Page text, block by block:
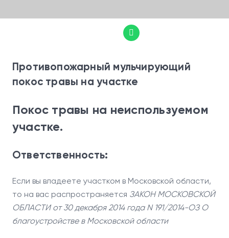
Противопожарный мульчирующий
покос травы на участке
Покос травы на неиспользуемом
участке.
Ответственность:
Если вы владеете участком в Московской области,
то на вас распространяется ЗАКОН МОСКОВСКОЙ
ОБЛАСТИ от 30 декабря 2014 года N 191/2014-ОЗ О
благоустройстве в Московской области